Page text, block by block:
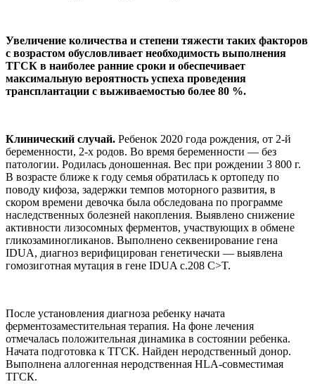
Увеличение количества и степени тяжести таких факторов
с возрастом обусловливает необходимость выполнения
ТГСК в наиболее ранние сроки и обеспечивает
максимальную вероятность успеха проведения
трансплантации с выживаемостью более 80 %.
Клинический случай. Ребенок 2020 года рождения, от 2-й
беременности, 2-х родов. Во время беременности — без
патологии. Родилась доношенная. Вес при рождении 3 800 г.
В возрасте ближе к году семья обратилась к ортопеду по
поводу кифоза, задержки темпов моторного развития, в
скором времени девочка была обследована по программе
наследственных болезней накопления. Выявлено снижение
активности лизосомных ферментов, участвующих в обмене
гликозаминогликанов. Выполнено секвенирование гена
IDUA, диагноз верифицирован генетически — выявлена
гомозиготная мутация в гене IDUA c.208 C>T.
После установления диагноза ребенку начата
ферментозаместительная терапия. На фоне лечения
отмечалась положительная динамика в состоянии ребенка.
Начата подготовка к ТГСК. Найден неродственный донор.
Выполнена аллогенная неродственная HLA-совместимая
ТГСК.